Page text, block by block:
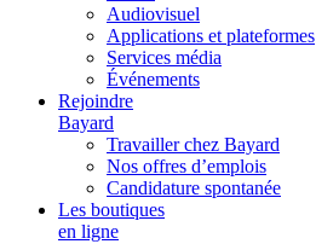
Audiovisuel
Applications et plateformes
Services média
Événements
Rejoindre
Bayard
Travailler chez Bayard
Nos offres d’emplois
Candidature spontanée
Les boutiques
en ligne